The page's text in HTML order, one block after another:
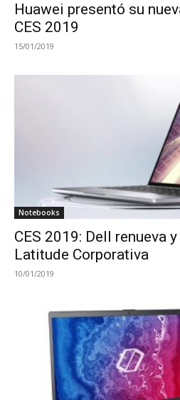
Huawei presentó su
CES 2019
15/01/2019
Notebooks
CES 2019: Dell renueva
Latitude Corporativa
10/01/2019